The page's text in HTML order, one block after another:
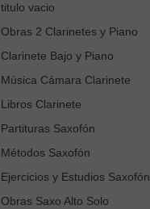
titulo vacio
Obras 2 Clarinetes y Piano
Clarinete Bajo y Piano
Música Cámara Clarinete
Libros Clarinete
Partituras Saxofón
Métodos Saxofón
Ejercicios y Estudios Saxofón
Obras Saxo Alto Solo